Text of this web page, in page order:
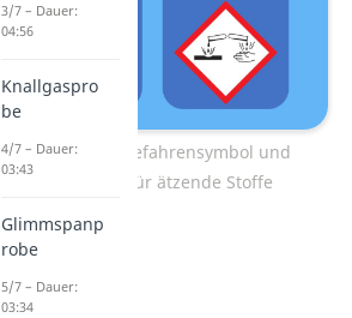
Beschriftung: Gefahrensymbol und
Piktogramm für ätzende Stoffe
3/7 – Dauer:
04:56
Knallgaspro
be
4/7 – Dauer:
03:43
Glimmspanp
robe
5/7 – Dauer:
03:34